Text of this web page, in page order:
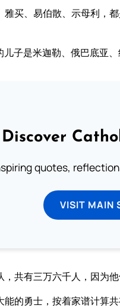
买、易伯散、示母利，
子是米迦勒、俄巴底亚、
Discover
quotes,
VISIT MAIN
共有三万六千人，因为他
的勇士，按着家谱计算共